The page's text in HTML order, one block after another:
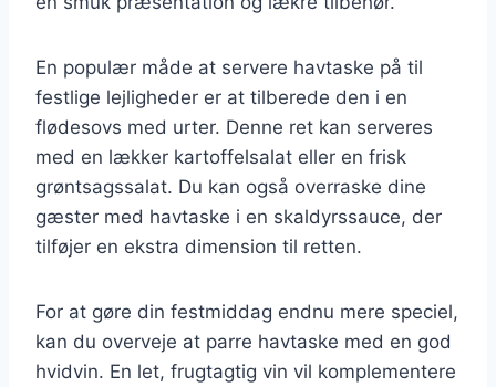
En populær måde at servere havtaske på til
festlige lejligheder er at tilberede den i en
flødesovs med urter. Denne ret kan serveres
med en lækker kartoffelsalat eller en frisk
grøntsagssalat. Du kan også overraske dine
gæster med havtaske i en skaldyrssauce, der
tilføjer en ekstra dimension til retten.
For at gøre din festmiddag endnu mere speciel,
kan du overveje at parre havtaske med en god
hvidvin. En let, frugtagtig vin vil komplementere